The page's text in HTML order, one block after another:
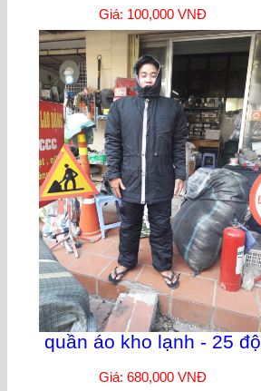
Giá: 100,000 VNĐ
quần áo kho lạnh - 25 độ
Giá: 680,000 VNĐ